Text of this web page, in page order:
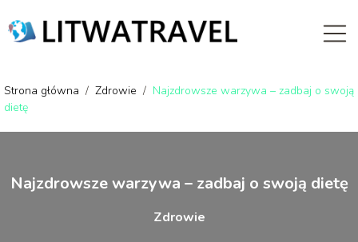
Strona główna / Zdrowie / Najzdrowsze warzywa – zadbaj o swoją
dietę
Najzdrowsze warzywa – zadbaj o swoją dietę
Zdrowie